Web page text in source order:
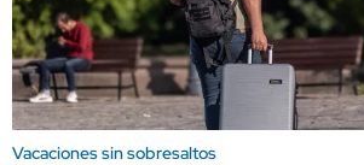
Vacaciones sin sobresaltos